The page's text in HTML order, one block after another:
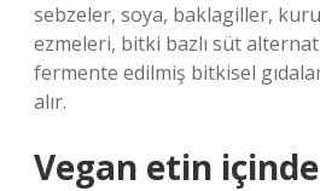
sebzeler, soya, baklagiller,
ezmeleri, bitki bazlı süt
fermente edilmiş bitkisel
alır.
Vegan etin